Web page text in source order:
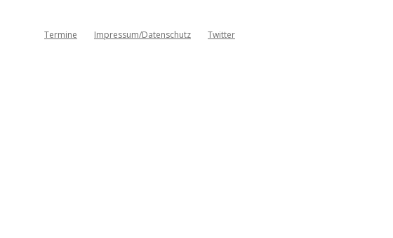
Termine Impressum/Datenschutz Twitter